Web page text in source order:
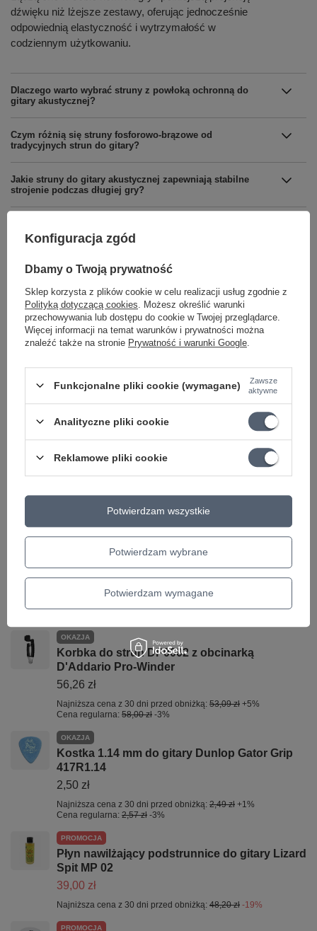
dźwięku niż lżejsze zestawy, oferując jednocześnie
odpowiednią elastyczność i wytrzymałość w
codziennym użytkowaniu.
Dlaczego warto wybrać struny z powłoką ochronną do
gitary akustycznej?
Czym różnią się struny fosforowo-brązowe od
tradycyjnych strun do gitary?
Jakie struny do gitary akustycznej zapewniają stabilne
strojenie podczas długiej gry?
Marka D'Addario
Podmiot odpowiedzialny za ten
produkt na terenie UE
RGB Marketing Sp. z
O.O.
Więcej
MODEL
ILOŚĆ STRUN 6
KATEGORIA
DO GITARY AKUSTYCZNEJ
Może potrzebujesz tego do gitary
OKAZJA
Korbka do strun DP0002 z obcinarką
D'Addario Pro-Winder
56,26 zł
Najniższa cena z 30 dni przed obniżką: 53,09 zł +5%
Cena regularna: 58,00 zł -3%
OKAZJA
Kostka 1.14 mm do gitary Dunlop Gator Grip
417R1.14
2,50 zł
Najniższa cena z 30 dni przed obniżką: 2,49 zł +1%
Cena regularna: 2,57 zł -3%
PROMOCJA
Płyn nawilżający podstrunnice do gitary Lizard
Spit MP 02
39,00 zł
Najniższa cena z 30 dni przed obniżką: 48,20 zł -19%
PROMOCJA
Konfiguracja zgód
Dbamy o Twoją prywatność
Sklep korzysta z plików cookie w celu realizacji usług zgodnie z
Polityką dotyczącą cookies . Możesz określić warunki
przechowywania lub dostępu do cookie w Twojej przeglądarce.
Więcej informacji na temat warunków i prywatności można
znaleźć także na stronie Prywatność i warunki Google
Funkcjonalne pliki cookie (wymagane)
Zawsze
aktywne
Analityczne pliki cookie
Reklamowe pliki cookie
Potwierdzam wybrane
Potwierdzam wymagane
Potwierdzam wszystkie